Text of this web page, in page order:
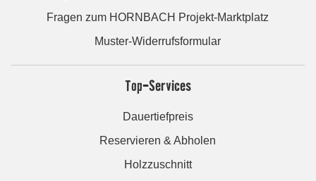
Fragen zum HORNBACH Projekt-Marktplatz
Muster-Widerrufsformular
Top-Services
Dauertiefpreis
Reservieren & Abholen
Holzzuschnitt